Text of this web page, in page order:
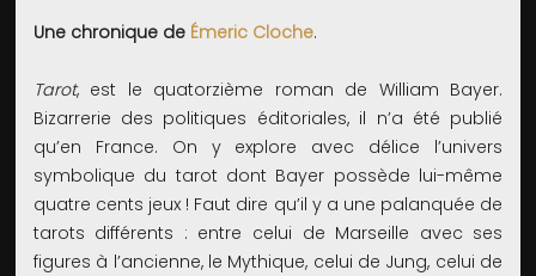
Une chronique de Émeric Cloche.
Tarot, est le quatorzième roman de William Bayer.
Bizarrerie des politiques éditoriales, il n’a été publié
qu’en France. On y explore avec délice l’univers
symbolique du tarot dont Bayer possède lui-même
quatre cents jeux ! Faut dire qu’il y a une palanquée de
tarots différents : entre celui de Marseille avec ses
figures à l’ancienne, le Mythique, celui de Jung, celui de